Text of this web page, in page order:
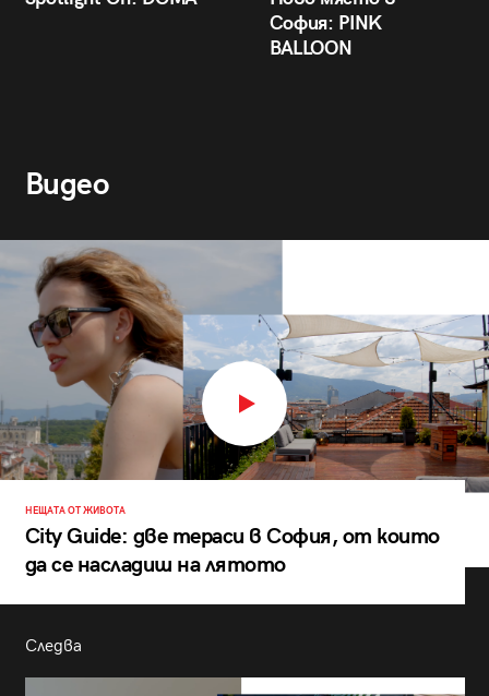
София: PINK
BALLOON
Видео
НЕЩАТА ОТ ЖИВОТА
City Guide: две тераси в София, от които
да се насладиш на лятото
Следва